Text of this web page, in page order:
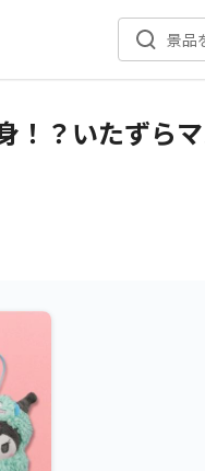
景品
！？いたずら